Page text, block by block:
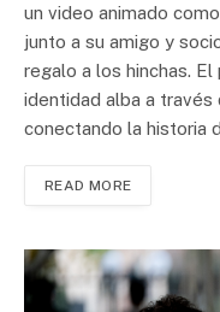
un video animado
junto a su amigo y
regalo a los hinchas.
identidad alba a través
conectando la historia
READ MORE